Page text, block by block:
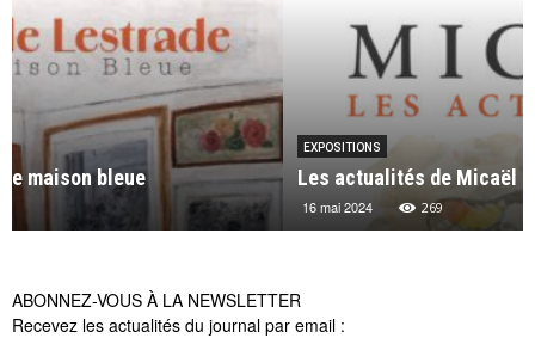
EXPOSITIONS
Les actualités de Micaël à la galerie Michel Lagarde
16 mai 2024
ABONNEZ-VOUS À LA NEWSLETTER
Recevez les actualités du journal par email :